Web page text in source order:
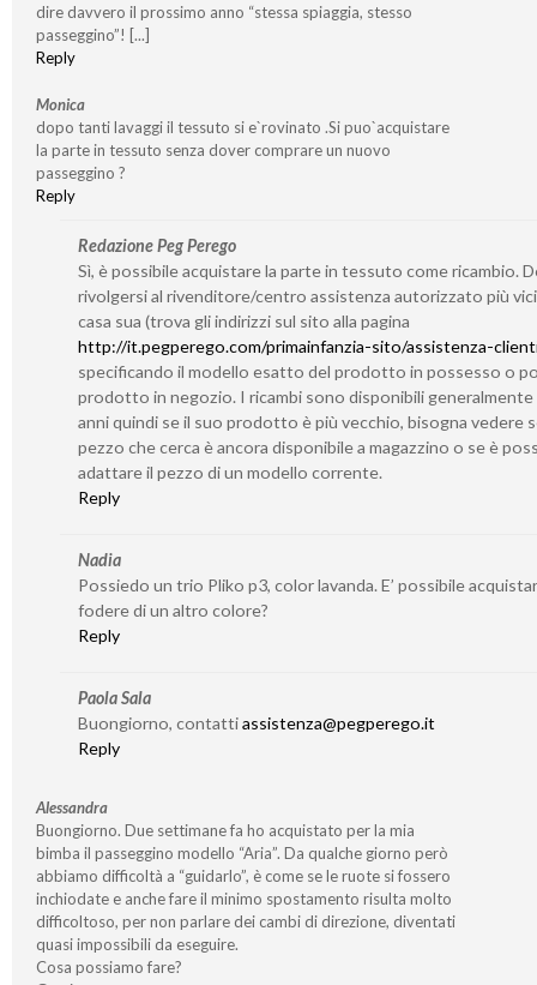
dire davvero il prossimo anno “stessa spiaggia, stesso
passeggino”! [...]
Reply
Monica
dopo tanti lavaggi il tessuto si e`rovinato .Si puo`acquistare
la parte in tessuto senza dover comprare un nuovo
passeggino ?
Reply
Redazione Peg Perego
Sì, è possibile acquistare la parte in tessuto come ricambio.
rivolgersi al rivenditore/centro assistenza autorizzato più
casa sua (trova gli indirizzi sul sito alla pagina
http://it.pegperego.com/primainfanzia-sito/assistenza-
specificando il modello esatto del prodotto in possesso o
prodotto in negozio. I ricambi sono disponibili generalmente
anni quindi se il suo prodotto è più vecchio, bisogna vedere
pezzo che cerca è ancora disponibile a magazzino o se è
adattare il pezzo di un modello corrente.
Reply
Nadia
Possiedo un trio Pliko p3, color lavanda. E’ possibile
fodere di un altro colore?
Reply
Paola Sala
Buongiorno, contattiassistenza@pegperego.it
Reply
Alessandra
Buongiorno. Due settimane fa ho acquistato per la mia
bimba il passeggino modello “Aria”. Da qualche giorno però
abbiamo difficoltà a “guidarlo”, è come se le ruote si fossero
inchiodate e anche fare il minimo spostamento risulta molto
difficoltoso, per non parlare dei cambi di direzione, diventati
quasi impossibili da eseguire.
Cosa possiamo fare?